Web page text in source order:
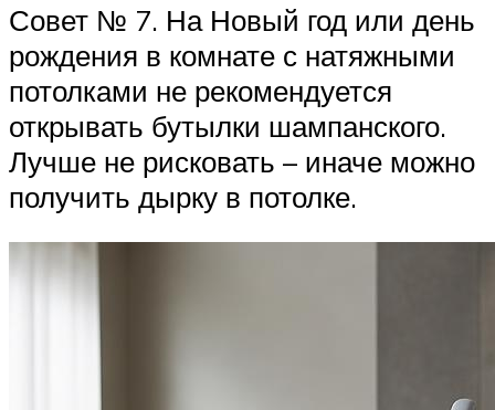
Совет № 7. На Новый год или день
рождения в комнате с натяжными
потолками не рекомендуется
открывать бутылки шампанского.
Лучше не рисковать – иначе можно
получить дырку в потолке.